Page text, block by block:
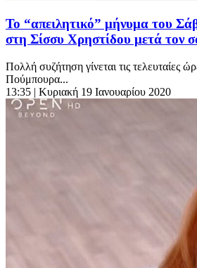
Το “απειλητικό” μήνυμα του
στη Σίσσυ Χρηστίδου μετά τον
Πολλή συζήτηση γίνεται τις τελευταίες
Πούμπουρα...
13:35 | Κυριακή 19 Ιανουαρίου 2020